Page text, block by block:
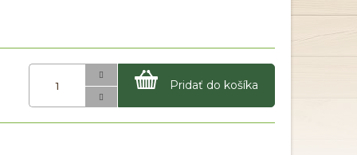
Pridať do košíka